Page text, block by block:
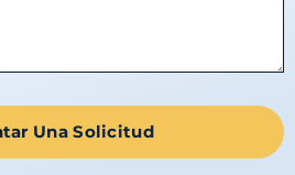
Una Solicitud